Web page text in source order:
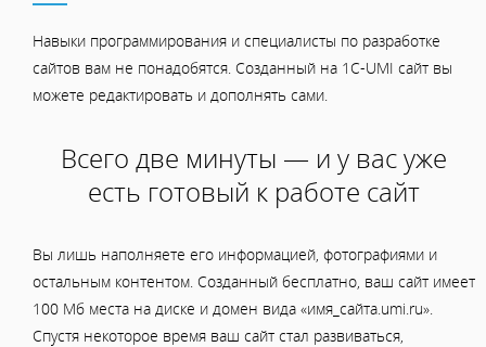
Навыки программирования и специалисты по разработке
сайтов вам не понадобятся. Созданный на 1C-UMI сайт вы
можете редактировать и дополнять сами.
Всего две минуты — и у вас уже
есть готовый к работе сайт
Вы лишь наполняете его информацией, фотографиями и
остальным контентом. Созданный бесплатно, ваш сайт имеет
100 Мб места на диске и домен вида «имя_сайта.umi.ru».
Спустя некоторое время ваш сайт стал развиваться,